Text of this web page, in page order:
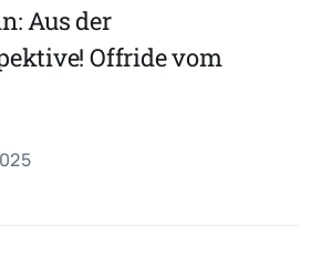
Aus der
Offride vom